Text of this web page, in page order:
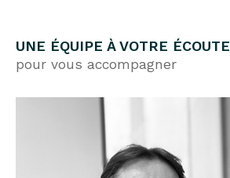
UNE ÉQUIPE À VOTRE ÉCOUTE
pour vous accompagner